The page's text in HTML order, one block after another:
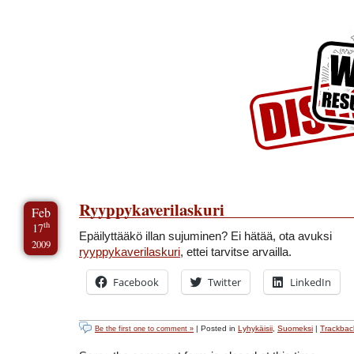
Feb
17th
2009
Ryyppykaverilaskuri
Epäilyttääkö illan sujuminen? Ei hätää, ota avuksi
ryyppykaverilaskuri, ettei tarvitse arvailla.
Facebook Twitter LinkedIn
Be the first one to comment » | Posted in Lyhykäisii, Suomeksi |